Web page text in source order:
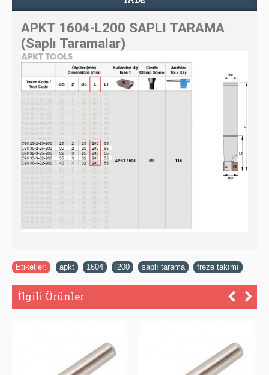
APKT 1604-L200 SAPLI TARAMA
(Saplı Taramalar)
Etiketler: apkt 1604 l200 saplı tarama freze takımı
İlgili Ürünler